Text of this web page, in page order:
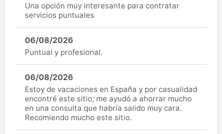
Una opción muy interesante para contratar
servicios puntuales
06/08/2026
Puntual y profesional.
06/08/2026
Estoy de vacaciones en España y por casualidad
encontré este sitio; me ayudó a ahorrar mucho
en una consulta que habría salido muy cara.
Recomiendo mucho este sitio.